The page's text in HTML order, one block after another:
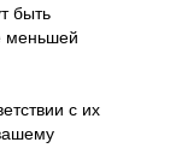
быть
меньшей
с их